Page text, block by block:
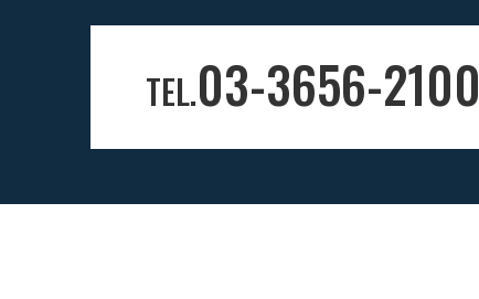
TEL.03-3656-2100